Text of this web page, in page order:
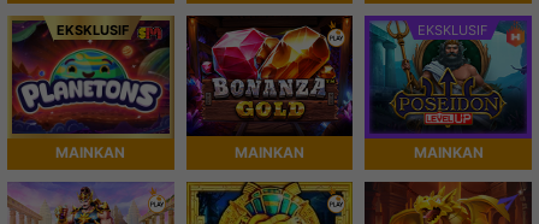
EKSKLUSIF
MAINKAN MAINKAN
EKSKLUSIF
MAINKAN